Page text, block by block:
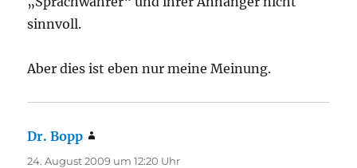
sinnvoll.
Aber dies ist eben nur meine Meinung.
Dr. Bopp
24. August 2009 um 12:20 Uhr